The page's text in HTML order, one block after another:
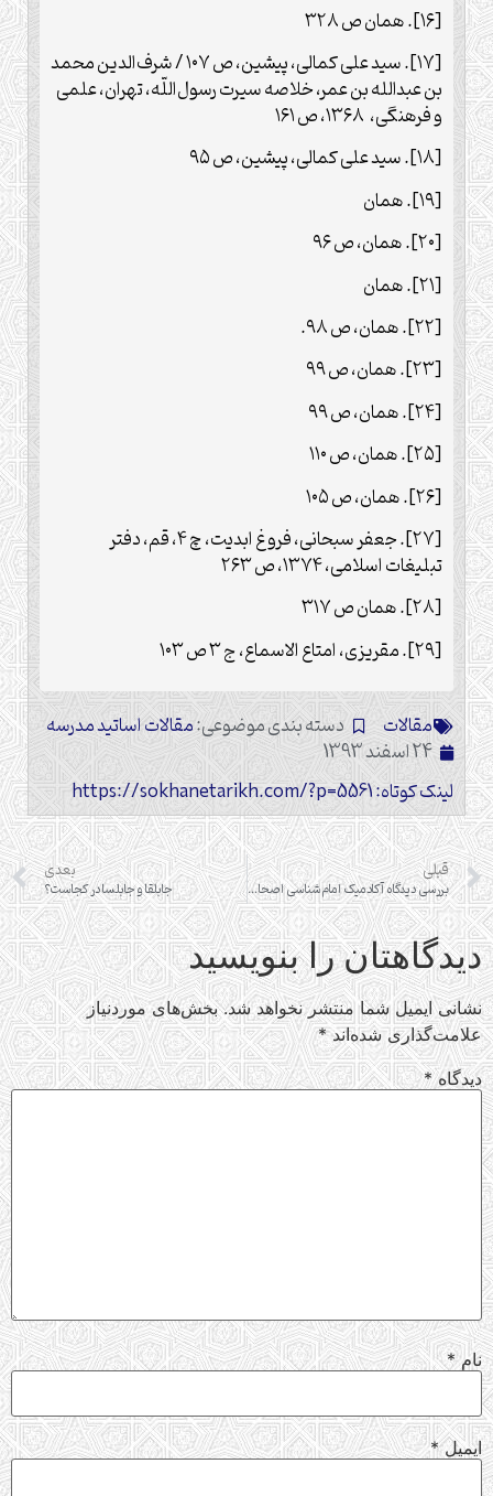
[۱۶]. همان ص ۳۲۸
[۱۷]. سید علی کمالی، پیشین، ص ۱۰۷ / شرف‌‏الدین محمد
بن عبدالله بن عمر، خلاصه سیرت رسول‏‌اللّه، تهران، علمی
و فرهنگی، ۱۳۶۸، ص ۱۶۱
[۱۸]. سید علی کمالی، پیشین، ص ۹۵
[۱۹]. همان
[۲۰]. همان، ص ۹۶
[۲۱]. همان
[۲۲]. همان، ص ۹۸.
[۲۳]. همان، ص ۹۹
[۲۴]. همان، ص ۹۹
[۲۵]. همان، ص ۱۱۰
[۲۶]. همان، ص ۱۰۵
[۲۷]. جعفر سبحانی، فروغ ابدیت، چ ۴، قم، دفتر
تبلیغات اسلامی، ۱۳۷۴، ص ۲۶۳
[۲۸]. همان ص ۳۱۷
[۲۹]. مقریزی، امتاع الاسماع، ج ۳ ص ۱۰۳
مقالات دسته بندی موضوعی:مقالات اساتید مدرسه
24 اسفند 1393
لینک کوتاه: https://sokhanetarikh.com/?p=5561
قبلی
بررسی دیدگاه آکادمیک امام‌شناسی اصحاب ائمه (ع)
بعدی
جابلقا و جابلسا در کجاست؟
دیدگاهتان را بنویسید
نشانی ایمیل شما منتشر نخواهد شد. بخش‌های موردنیاز
علامت‌گذاری شده‌اند*
دیدگاه*
نام*
ایمیل*